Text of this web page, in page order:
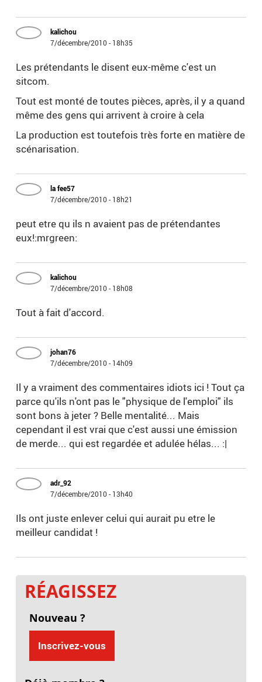
kalichou
7/décembre/2010 - 18h35
Les prétendants le disent eux-même c'est un
sitcom.
Tout est monté de toutes pièces, après, il y a quand
même des gens qui arrivent à croire à cela
La production est toutefois très forte en matière de
scénarisation.
la fee57
7/décembre/2010 - 18h21
peut etre qu ils n avaient pas de prétendantes
eux!:mrgreen:
kalichou
7/décembre/2010 - 18h08
Tout à fait d'accord.
johan76
7/décembre/2010 - 14h09
Il y a vraiment des commentaires idiots ici ! Tout ça
parce qu'ils n'ont pas le "physique de l'emploi" ils
sont bons à jeter ? Belle mentalité... Mais
cependant il est vrai que c'est aussi une émission
de merde... qui est regardée et adulée hélas... :|
adr_92
7/décembre/2010 - 13h40
Ils ont juste enlever celui qui aurait pu etre le
meilleur candidat !
RÉAGISSEZ
Nouveau ?
Inscrivez-vous